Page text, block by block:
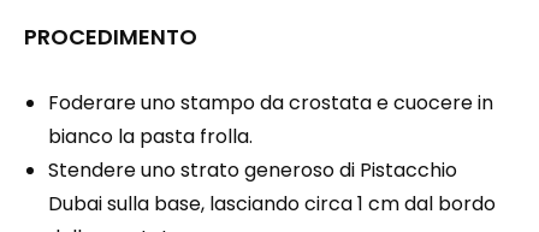
PROCEDIMENTO
Foderare uno stampo da crostata e cuocere in
bianco la pasta frolla.
Stendere uno strato generoso di Pistacchio
Dubai sulla base, lasciando circa 1 cm dal bordo